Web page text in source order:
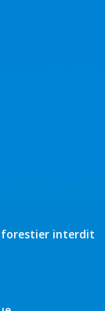
forestier interdit